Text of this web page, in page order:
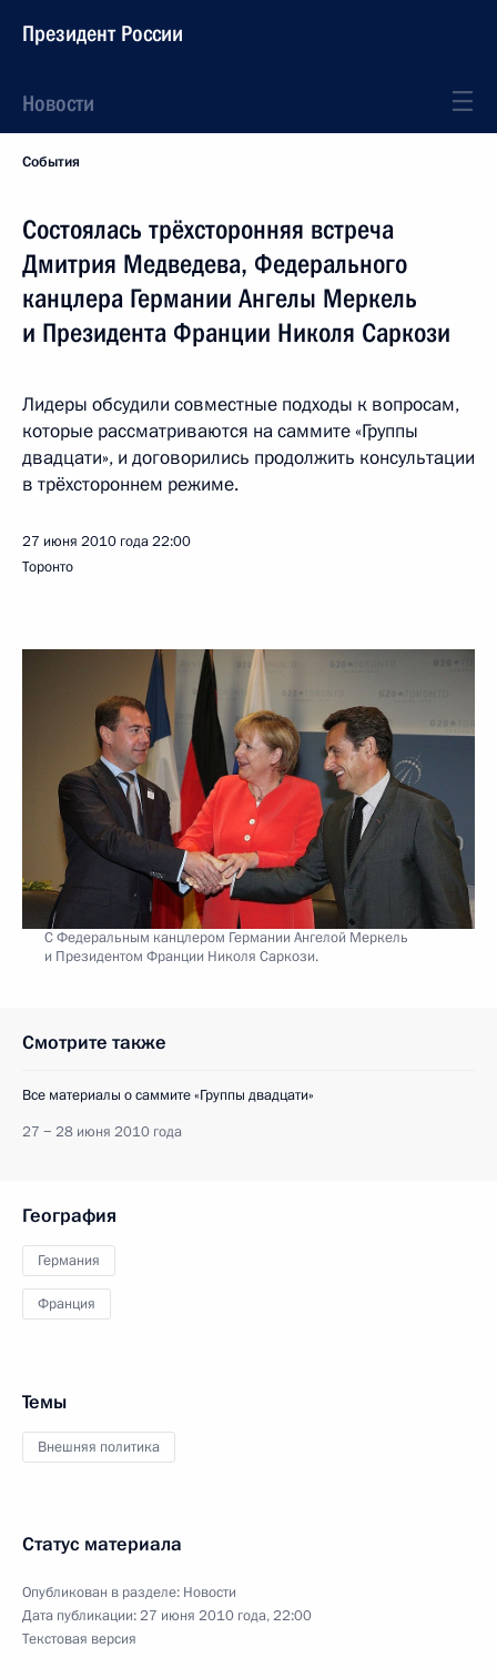
Президент России
Новости
События
Состоялась трёхсторонняя встреча
Дмитрия Медведева, Федерального
канцлера Германии Ангелы Меркель
и Президента Франции Николя Саркози
Лидеры обсудили совместные подходы к вопросам,
которые рассматриваются на саммите «Группы
двадцати», и договорились продолжить консультации
в трёхстороннем режиме.
27 июня 2010 года22:00
Торонто
С Федеральным канцлером Германии Ангелой Меркель
и Президентом Франции Николя Саркози.
Смотрите также
Все материалы о саммите «Группы двадцати»
27 − 28 июня 2010 года
География
Германия
Франция
Темы
Внешняя политика
Статус материала
Опубликован в разделе: Новости
Дата публикации:27 июня 2010 года, 22:00
Текстовая версия